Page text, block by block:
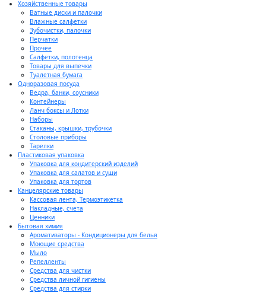
Хозяйственные товары
Ватные диски и палочки
Влажные салфетки
Зубочистки, палочки
Перчатки
Прочее
Салфетки, полотенца
Товары для выпечки
Туалетная бумага
Одноразовая посуда
Ведра, банки, соусники
Контейнеры
Ланч боксы и Лотки
Наборы
Стаканы, крышки, трубочки
Столовые приборы
Тарелки
Пластиковая упаковка
Упаковка для кондитерский изделий
Упаковка для салатов и суши
Упаковка для тортов
Канцелярские товары
Кассовая лента, Термоэтикетка
Накладные, счета
Ценники
Бытовая химия
Ароматизаторы - Кондиционеры для белья
Моющие средства
Мыло
Репелленты
Средства для чистки
Средства личной гигиены
Средства для стирки